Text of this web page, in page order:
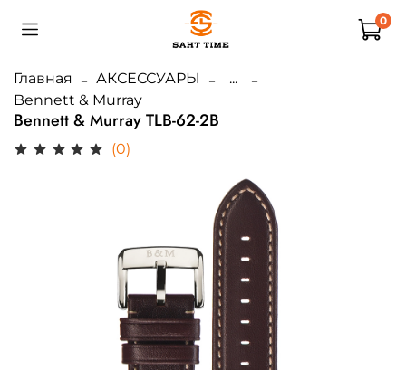
0
Главная АКСЕССУАРЫ
...
Bennett & Murray
Bennett & Murray TLB-62-2B
(0)